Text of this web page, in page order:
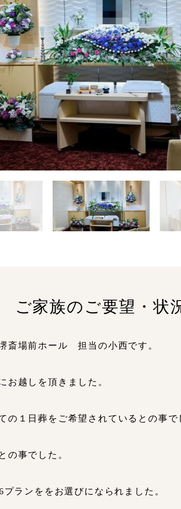
ご家族のご要望・状
斎場前ホール 担当の小西です。
お越しを頂きました。
１日葬をご希望されているとの事で
の事でした。
ランををお選びになられました。